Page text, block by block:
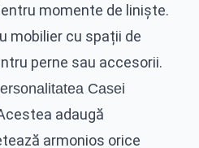
momente de liniște.
mobilier cu spații de
perne sau accesorii.
Casei
adaugă
armonios orice